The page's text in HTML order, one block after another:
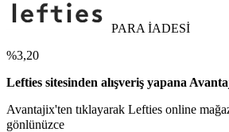
PARA İADESİ
%3,20
Lefties sitesinden alışveriş yapana
Avantajix'ten tıklayarak Lefties online
gönlünüzce